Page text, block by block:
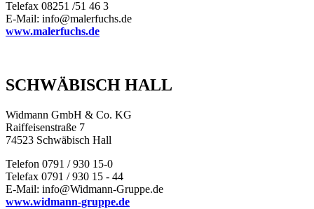
Telefax 08251 /51 46 3
E-Mail: info@malerfuchs.de
www.malerfuchs.de
SCHWÄBISCH HALL
Widmann GmbH & Co. KG
Raiffeisenstraße 7
74523 Schwäbisch Hall
Telefon 0791 / 930 15-0
Telefax 0791 / 930 15 - 44
E-Mail: info@Widmann-Gruppe.de
www.widmann-gruppe.de